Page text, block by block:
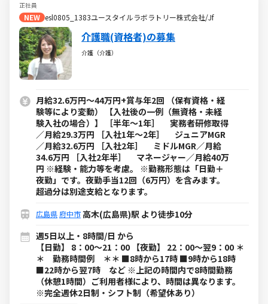
正社員
NEW esl0805_1383ユースタイルラボラトリー株式会社/Jf
介護職(資格者)の募集
介護（介護）
月給32.6万円～44万円+賞与年2回 （保有資格・経
験等により変動） 【入社後の一例（無資格・未経
験入社の場合）】 ［半年～1年］ 実務者研修取得
／月給29.3万円 ［入社1年～2年］ ジュニアMGR
／月給32.6万円 ［入社2年］ ミドルMGR／月給
34.6万円 ［入社2年半］ マネージャー／月給40万
円 ※経験・能力等を考慮。 ※勤務形態は「日勤＋
夜勤」です。夜勤手当12回（6万円）を含みます。
超過分は別途支給となります。
広島県 府中市 高木(広島県)駅 より徒歩10分
週5日以上・8時間/日 から
【日勤】 8：00～21：00 【夜勤】 22：00～翌9：00 ＊
＊ 勤務時間例 ＊＊ ■8時から17時 ■9時から18時
■22時から翌7時 など ※上記の時間内で8時間勤務
（休憩1時間）ご利用者様により、時間は異なります。
※完全週休2日制・シフト制（希望休あり）